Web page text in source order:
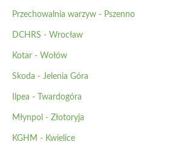
Przechowalnia warzyw - Pszenno
DCHRS - Wrocław
Kotar - Wołów
Skoda - Jelenia Góra
Ilpea - Twardogóra
Młynpol - Złotoryja
KGHM - Kwielice